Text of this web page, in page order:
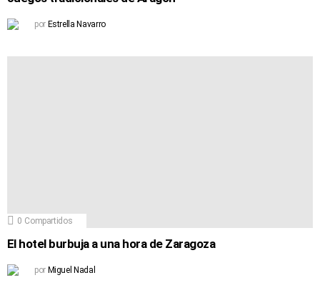
por Estrella Navarro
0 Compartidos
El hotel burbuja a una hora de Zaragoza
por Miguel Nadal